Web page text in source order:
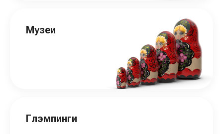
Музеи
Глэмпинги